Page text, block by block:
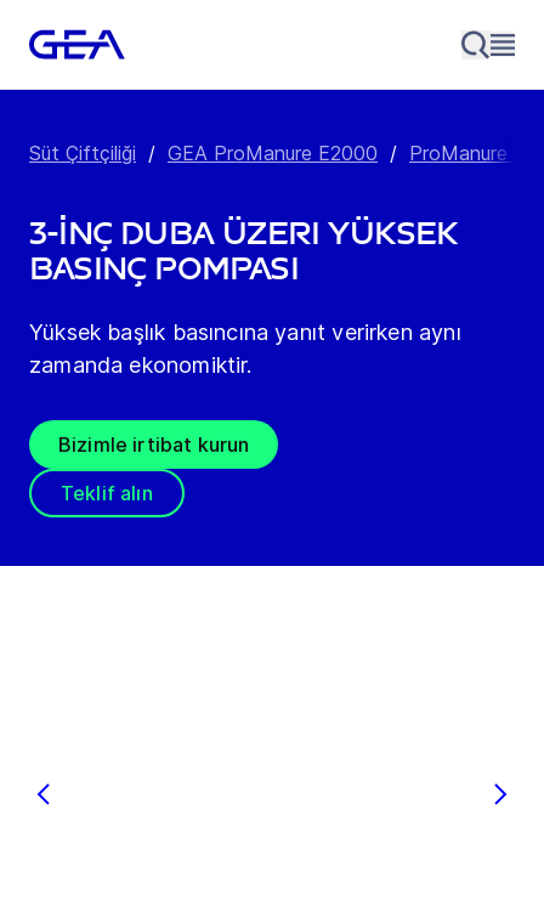
Süt Çiftçiliği / GEA ProManure E2000 / ProManure
3-İnç Duba Üzeri Yüksek
Basınç Pompası
Yüksek başlık basıncına yanıt verirken aynı
zamanda ekonomiktir.
Bizimle irtibat kurun
Teklif alın